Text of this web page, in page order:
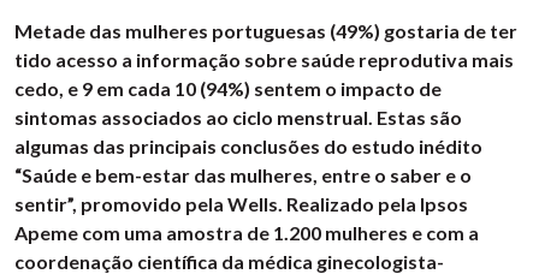
Metade das mulheres portuguesas (49%) gostaria de ter
tido acesso a informação sobre saúde reprodutiva mais
cedo, e 9 em cada 10 (94%) sentem o impacto de
sintomas associados ao ciclo menstrual. Estas são
algumas das principais conclusões do estudo inédito
“Saúde e bem-estar das mulheres, entre o saber e o
sentir”, promovido pela Wells. Realizado pela Ipsos
Apeme com uma amostra de 1.200 mulheres e com a
coordenação científica da médica ginecologista-